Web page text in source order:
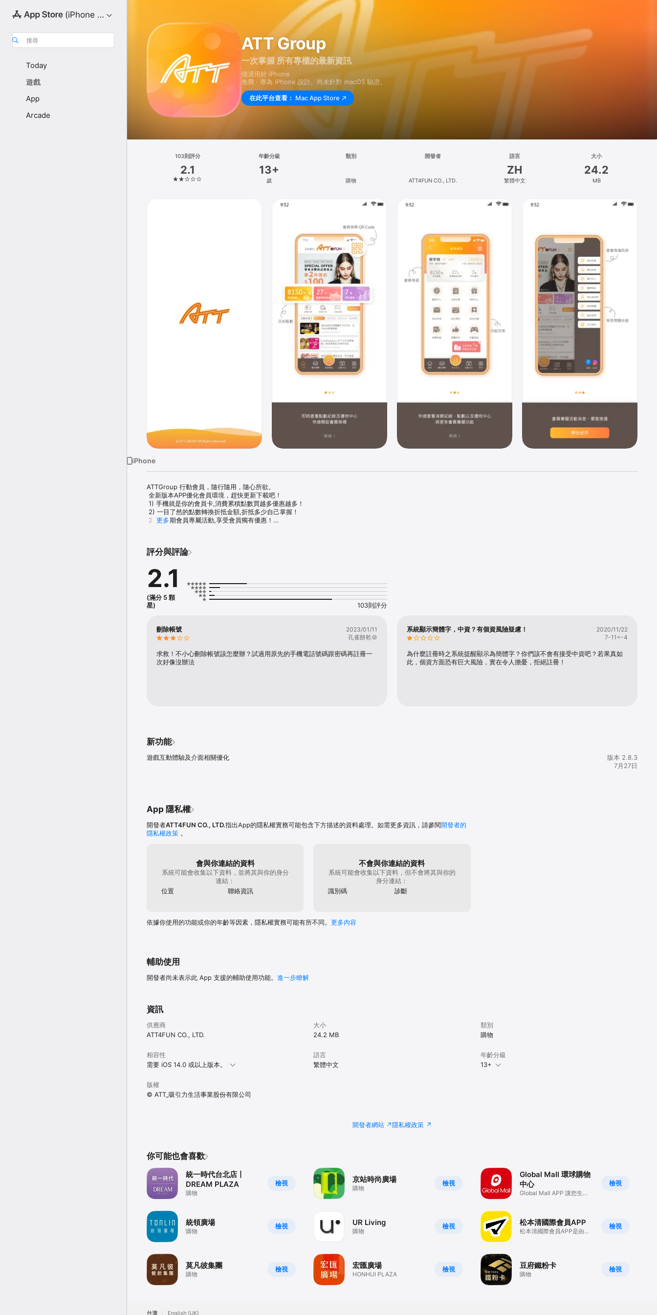
(iPhone 版)
搜尋
Today
遊戲
App
Arcade
ATT Group
一次掌握 所有專櫃的最新資訊
僅適用於 iPhone
免費 · 專為 iPhone 設計。尚未針對 macOS 驗證。
在此平台查看： Mac App Store
103則評分
2.1
年齡分級
13+
歲
類別
購物
開發者
ATT4FUN CO., LTD.
語言
ZH
繁體中文
大小
24.2
MB
iPhone
ATTGroup 行動會員，隨行隨用，隨心所欲。
全新版本APP優化會員環境，趕快更新下載吧！
1) 手機就是你的會員卡,消費累積點數買越多優惠越多！
2) 一目了然的點數轉換折抵金額,折抵多少自己掌握！
3) 不定期會員專屬活動,享受會員獨有優惠！
●若有任何下載或使用問題，煩請撥打ATT客服專線
ATT VALLEY 松仁店 02-7711-7988
ATT 筷食尚 桃園店 03-275-2168
更多
評分與評論
2.1
(滿分 5 顆
星)
103則評分
刪除帳號
2023/01/11
孔雀餅乾🍪
求救！不小心刪除帳號該怎麼辦？試過用原先的手機電話號碼跟密碼再註冊一
次好像沒辦法
系統顯示簡體字，中資？有個資風險疑慮！
2020/11/22
7-11=-4
為什麼註冊時之系統提醒顯示為簡體字？你們該不會有接受中資吧？若果真如
此，個資方面恐有巨大風險，實在令人擔憂，拒絕註冊！
新功能
遊戲互動體驗及介面相關優化
版本 2.8.3
7月27日
App 隱私權
開發者ATT4FUN CO., LTD.指出App的隱私權實務可能包含下方描述的資料處理。如需更多資訊，請參閱開發者的
隱私權政策 。
會與你連結的資料
系統可能會收集以下資料，並將其與你的身分
連結：
位置
聯絡資訊
不會與你連結的資料
系統可能會收集以下資料，但不會將其與你的
身分連結：
識別碼
診斷
依據你使用的功能或你的年齡等因素，隱私權實務可能有所不同。 更多內容
輔助使用
開發者尚未表示此 App 支援的輔助使用功能。 進一步瞭解
資訊
供應商
ATT4FUN CO., LTD.
大小
24.2 MB
類別
購物
相容性
需要 iOS 14.0 或以上版本。
語言
繁體中文
年齡分級
13+
版權
© ATT_吸引力生活事業股份有限公司
開發者網站 隱私權政策
你可能也會喜歡
檢視
統一時代台北店丨
DREAM PLAZA
購物
檢視
統領廣場
購物
檢視
莫凡彼集團
購物
檢視
京站時尚廣場
購物
檢視
UR Living
購物
檢視
宏匯廣場
HONHUI PLAZA
檢視
Global Mall 環球購物
中心
Global Mall APP 讓您生活
檢視
松本清國際會員APP
松本清國際會員APP是由連
檢視
豆府鐵粉卡
購物
台灣 English (UK)